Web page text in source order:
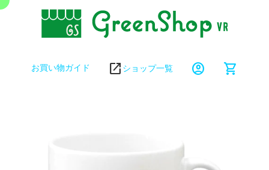
お買い物ガイド open_in_new ショップ一覧 account_circle shopping_cart